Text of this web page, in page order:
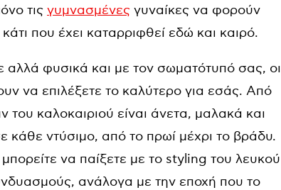
τις γυμνασμένες γυναίκες να φορούν
που έχει καταρριφθεί εδώ και καιρό.
αλλά φυσικά και με τον σωματότυπό σας, οι
να επιλέξετε το καλύτερο για εσάς. Από
καλοκαιριού είναι άνετα, μαλακά και
ντύσιμο, από το πρωί μέχρι το βράδυ.
να παίξετε με το styling του λευκού
ανάλογα με την εποχή που το